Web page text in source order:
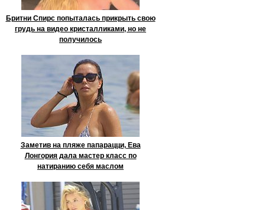
Бритни Спирс попыталась прикрыть свою
грудь на видео кристалликами, но не
получилось
Заметив на пляже папарацци, Ева
Лонгория дала мастер класс по
натиранию себя маслом